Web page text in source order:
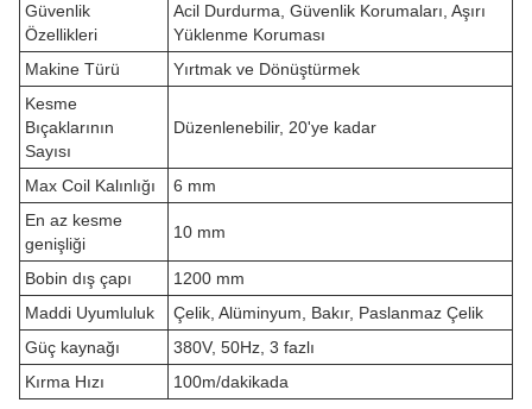
Güvenlik
Özellikleri
Acil Durdurma, Güvenlik Korumaları, Aşırı
Yüklenme Koruması
Makine Türü
Yırtmak ve Dönüştürmek
Kesme
Bıçaklarının
Sayısı
Düzenlenebilir, 20'ye kadar
Max Coil Kalınlığı
6 mm
En az kesme
genişliği
10 mm
Bobin dış çapı
1200 mm
Maddi Uyumluluk
Çelik, Alüminyum, Bakır, Paslanmaz Çelik
Güç kaynağı
380V, 50Hz, 3 fazlı
Kırma Hızı
100m/dakikada